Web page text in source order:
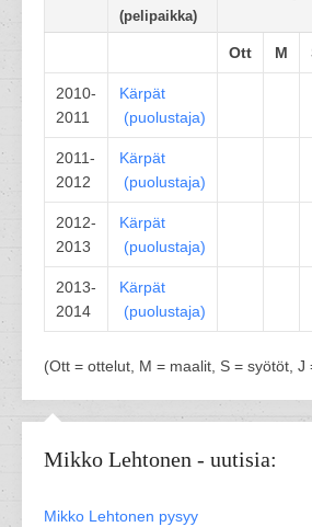
(pelipaikka)
Ott M
2010-
2011
Kärpät
(puolustaja)
2011-
2012
Kärpät
(puolustaja)
2012-
2013
Kärpät
(puolustaja)
2013-
2014
Kärpät
(puolustaja)
(Ott = ottelut, M = maalit, S = syötöt, J
Mikko Lehtonen - uutisia:
Mikko Lehtonen pysyy